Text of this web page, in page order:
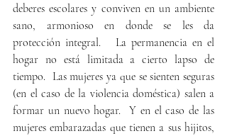
deberes escolares y conviven en un ambiente
sano, armonioso en donde se les da
protección integral.   La permanencia en el
hogar no está limitada a cierto lapso de
tiempo.  Las mujeres ya que se sienten seguras
(en el caso de la violencia doméstica) salen a
formar un nuevo hogar.  Y en el caso de las
mujeres embarazadas que tienen a sus hijitos,